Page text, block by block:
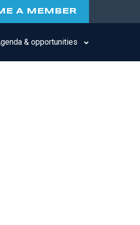
A MEMBER
& opportunities